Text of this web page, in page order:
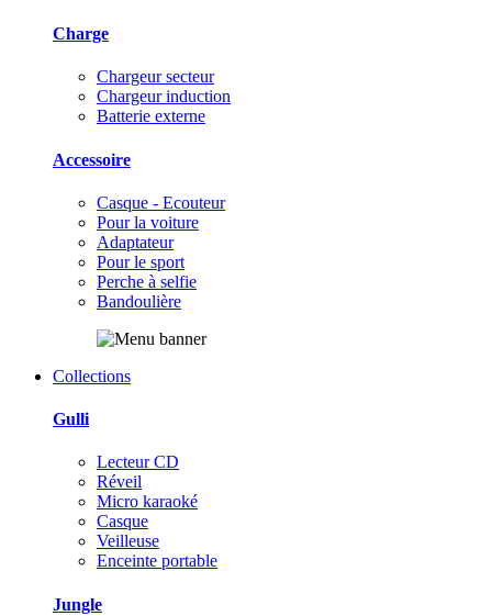
Charge
Chargeur secteur
Chargeur induction
Batterie externe
Accessoire
Casque - Ecouteur
Pour la voiture
Adaptateur
Pour le sport
Perche à selfie
Bandoulière
Collections
Gulli
Lecteur CD
Réveil
Micro karaoké
Casque
Veilleuse
Enceinte portable
Jungle